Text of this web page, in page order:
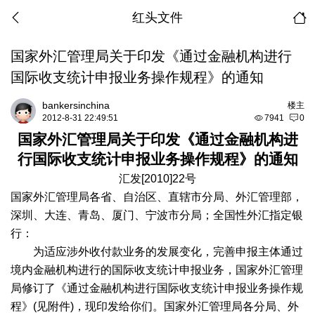
红头文件
国家外汇管理局关于印发《通过金融机构进行
国际收支统计申报业务操作规程》的通知
楼主
bankersinchina
7941 0
2012-8-31 22:49:51
国家外汇管理局关于印发《通过金融机构进
行国际收支统计申报业务操作规程》的通知
汇发[2010]22号
国家外汇管理局各省、自治区、直辖市分局、外汇管理部，
深圳、大连、青岛、厦门、宁波市分局；全国性外汇指定银
行：
为适应涉外收付款业务的发展变化，完善申报主体通过
境内金融机构进行的国际收支统计申报业务，国家外汇管理
局修订了《通过金融机构进行国际收支统计申报业务操作规
程》 (见附件) ，现印发给你们。国家外汇管理局各分局、外